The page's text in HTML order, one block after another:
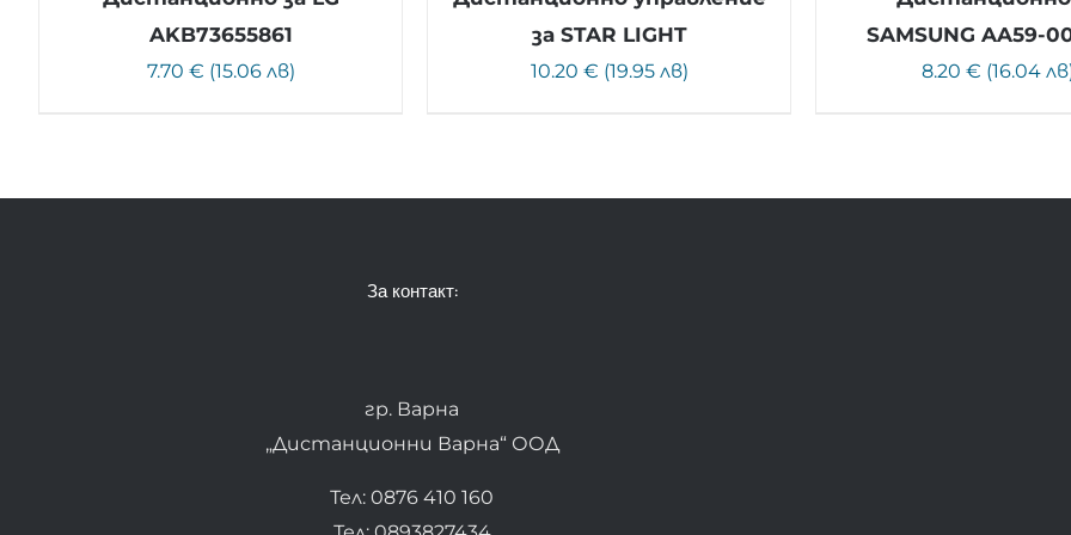
AKB73655861
7.70 € (15.06 лв)
за STAR LIGHT
10.20 € (19.95 лв)
SAMSUNG AA59-
8.20 € (16.04
За контакт:
гр. Варна
„Дистанционни Варна“ ООД
Тел: 0876 410 160